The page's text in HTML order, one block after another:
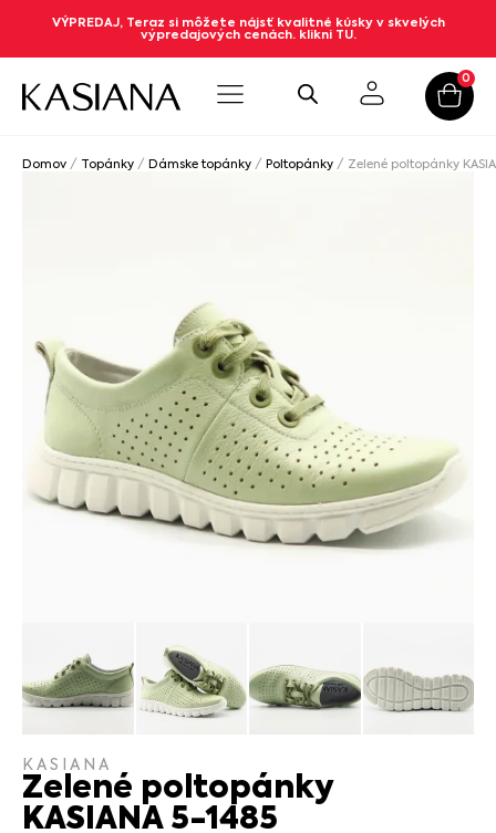
VÝPREDAJ, Teraz si môžete nájsť kvalitné kúsky v skvelých
výpredajových cenách. klikni TU.
0
Domov / Topánky / Dámske topánky / Poltopánky / Zelené poltopánky
KASIANA
Zelené poltopánky
KASIANA 5-1485